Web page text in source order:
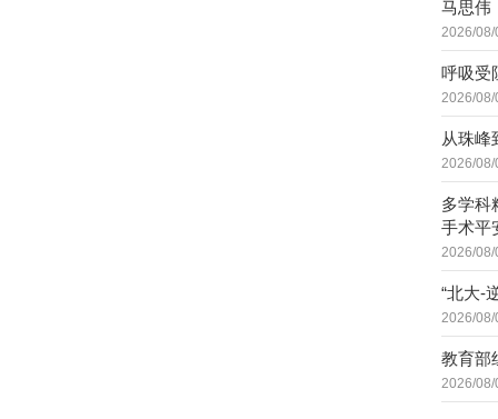
马思伟
2026/08/
呼吸受
2026/08/
从珠峰
2026/08/
多学科
手术平
2026/08/
“北大-
2026/08/
教育部
2026/08/